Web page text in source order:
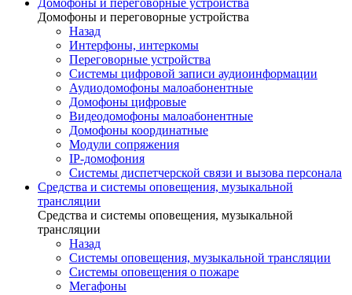
Домофоны и переговорные устройства
Домофоны и переговорные устройства
Назад
Интерфоны, интеркомы
Переговорные устройства
Системы цифровой записи аудиоинформации
Аудиодомофоны малоабонентные
Домофоны цифровые
Видеодомофоны малоабонентные
Домофоны координатные
Модули сопряжения
IP-домофония
Системы диспетчерской связи и вызова персонала
Средства и системы оповещения, музыкальной
трансляции
Средства и системы оповещения, музыкальной
трансляции
Назад
Системы оповещения, музыкальной трансляции
Системы оповещения о пожаре
Мегафоны